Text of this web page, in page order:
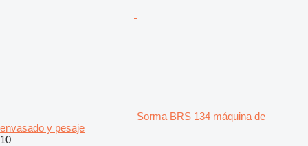
Sorma BRS 134 máquina de
envasado y pesaje
10